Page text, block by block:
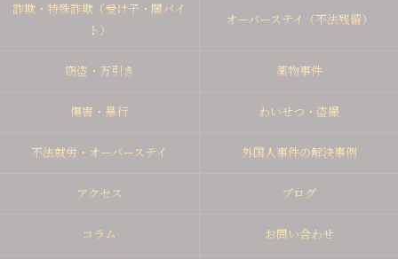
詐欺・特殊詐欺（受け子・闇バイ
ト）
オーバーステイ（不法残留）
窃盗・万引き 薬物事件
傷害・暴行 わいせつ・盗撮
不法就労・オーバーステイ 外国人事件の解決事例
アクセス ブログ
コラム お問い合わせ